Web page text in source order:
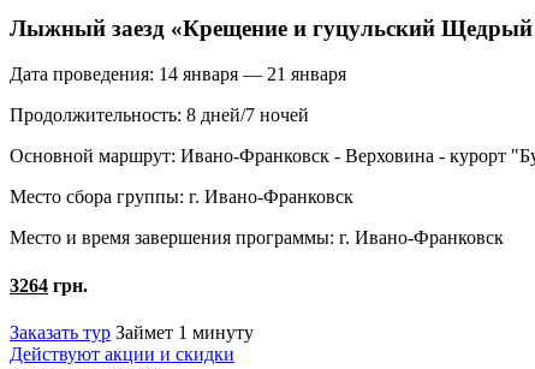
Лыжный заезд «Крещение и гуцульский Щедрый
Дата проведения: 14 января — 21 января
Продолжительность: 8 дней/7 ночей
Основной маршрут: Ивано-Франковск - Верховина - курорт
Место сбора группы: г. Ивано-Франковск
Место и время завершения программы: г. Ивано-Франковск
3264 грн.
Заказать тур Займет 1 минуту
Действуют акции и скидки